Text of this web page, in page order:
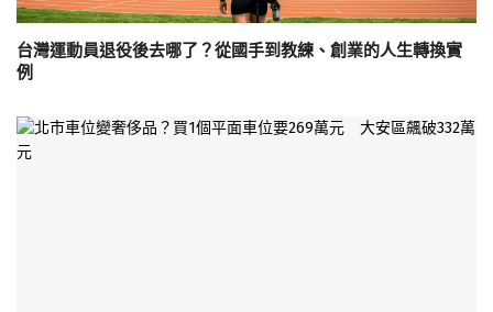
台灣運動員退役後去哪了？從國手到教練、創業的人生轉換實
例